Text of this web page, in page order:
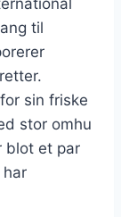
til
sin friske
stor omhu
blot et par
har